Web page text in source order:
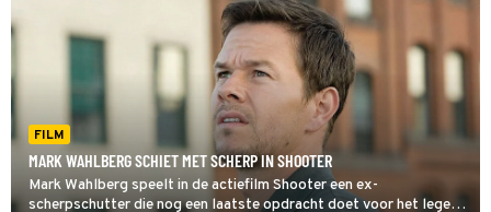
FILM
MARK WAHLBERG SCHIET MET SCHERP IN SHOOTER
Mark Wahlberg speelt in de actiefilm Shooter een ex-
scherpschutter die nog een laatste opdracht doet voor het leger.